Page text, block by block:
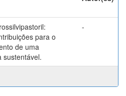
para o
de uma
sustentável.
-